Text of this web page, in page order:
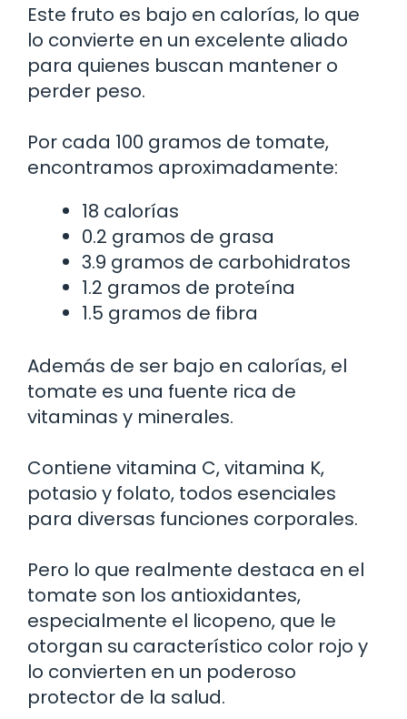
Este fruto es bajo en calorías, lo que
lo convierte en un excelente aliado
para quienes buscan mantener o
perder peso.
Por cada 100 gramos de tomate,
encontramos aproximadamente:
18 calorías
0.2 gramos de grasa
3.9 gramos de carbohidratos
1.2 gramos de proteína
1.5 gramos de fibra
Además de ser bajo en calorías, el
tomate es una fuente rica de
vitaminas y minerales.
Contiene vitamina C, vitamina K,
potasio y folato, todos esenciales
para diversas funciones corporales.
Pero lo que realmente destaca en el
tomate son los antioxidantes,
especialmente el licopeno, que le
otorgan su característico color rojo y
lo convierten en un poderoso
protector de la salud.